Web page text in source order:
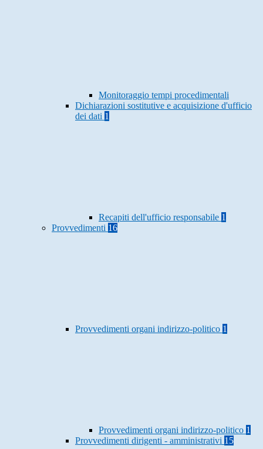
Monitoraggio tempi procedimentali
Dichiarazioni sostitutive e acquisizione d'ufficio
dei dati 1
Recapiti dell'ufficio responsabile 1
Provvedimenti 16
Provvedimenti organi indirizzo-politico 1
Provvedimenti organi indirizzo-politico 1
Provvedimenti dirigenti - amministrativi 15